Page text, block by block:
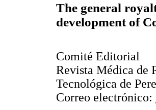
The general
development of
Comité Editorial
Revista Médica de
Tecnológica de
Correo electrónico: